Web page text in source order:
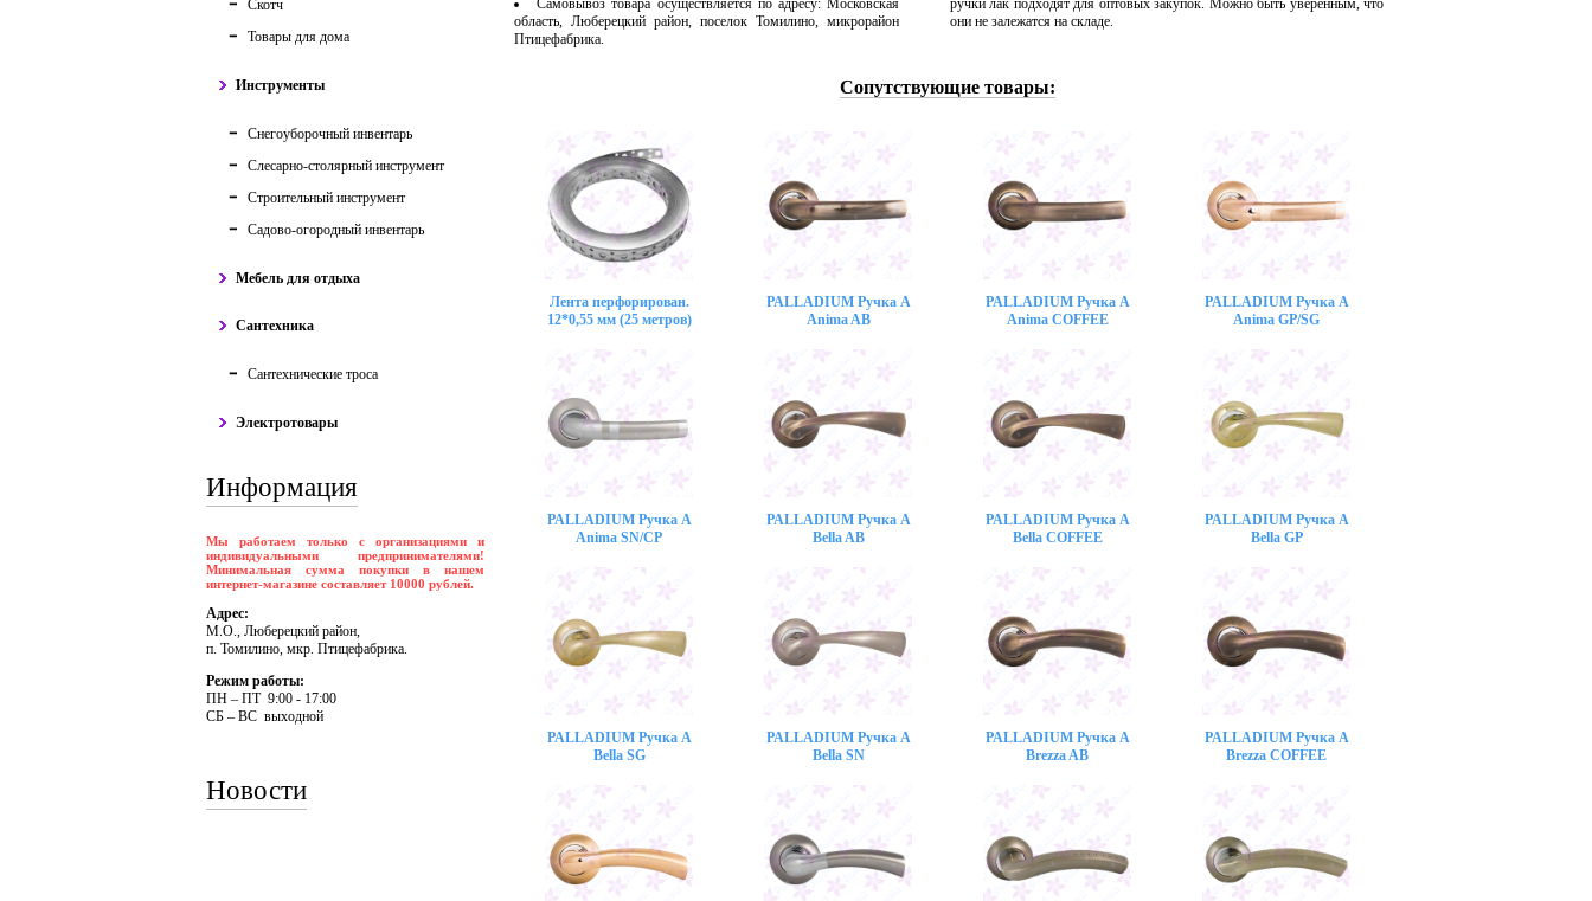
Скотч
Товары для дома
Инструменты
Снегоуборочный инвентарь
Слесарно-столярный инструмент
Строительный инструмент
Садово-огородный инвентарь
Мебель для отдыха
Сантехника
Сантехнические троса
Электротовары
Информация
Мы работаем только с организациями и
индивидуальными предпринимателями!
Минимальная сумма покупки в нашем
интернет-магазине составляет 10000 рублей.
Адрес:
М.О., Люберецкий район,
п. Томилино, мкр. Птицефабрика.
Режим работы:
ПH – ПT 9:00 - 17:00
CБ – BC выходной
Новости
Самовывоз товара осуществляется по адресу: Московская
область, Люберецкий район, поселок Томилино, микрорайон
Птицефабрика.
ручки лак подходят для оптовых закупок. Можно быть уверенным, что
они не залежатся на складе.
Сопутствующие товары:
Лента перфорирован.
12*0,55 мм (25 метров)
PALLADIUM Ручка A
Anima AB
PALLADIUM Ручка A
Anima COFFEE
PALLADIUM Ручка A
Anima GP/SG
PALLADIUM Ручка A
Anima SN/CP
PALLADIUM Ручка A
Bella AB
PALLADIUM Ручка A
Bella COFFEE
PALLADIUM Ручка A
Bella GP
PALLADIUM Ручка A
Bella SG
PALLADIUM Ручка A
Bella SN
PALLADIUM Ручка A
Brezza AB
PALLADIUM Ручка A
Brezza COFFEE